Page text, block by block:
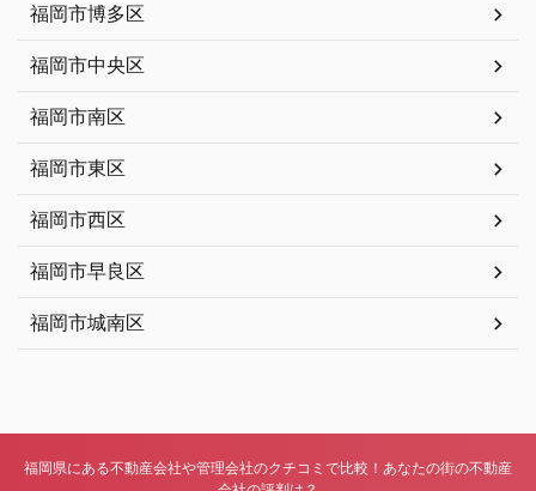
福岡市博多区
福岡市中央区
福岡市南区
福岡市東区
福岡市西区
福岡市早良区
福岡市城南区
福岡県にある不動産会社や管理会社のクチコミで比較！あなたの街の不動産